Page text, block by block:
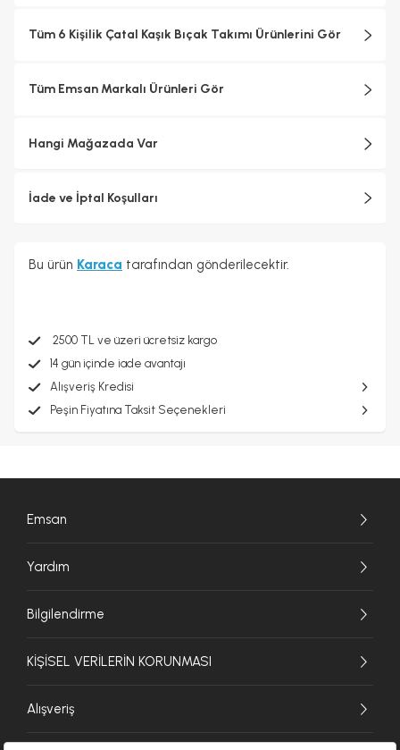
Tüm 6 Kişilik Çatal Kaşık Bıçak Takımı Ürünlerini Gör
Tüm Emsan Markalı Ürünleri Gör
Hangi Mağazada Var
İade ve İptal Koşulları
Bu ürün Karaca tarafından gönderilecektir.
2500 TL ve üzeri ücretsiz kargo
14 gün içinde iade avantajı
Alışveriş Kredisi
Peşin Fiyatına Taksit Seçenekleri
Emsan
Yardım
Bilgilendirme
KİŞİSEL VERİLERİN KORUNMASI
Alışveriş